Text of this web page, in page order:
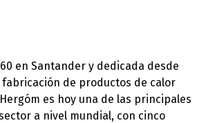
en Santander y dedicada desde
fabricación de productos de calor
es hoy una de las principales
a nivel mundial, con cinco